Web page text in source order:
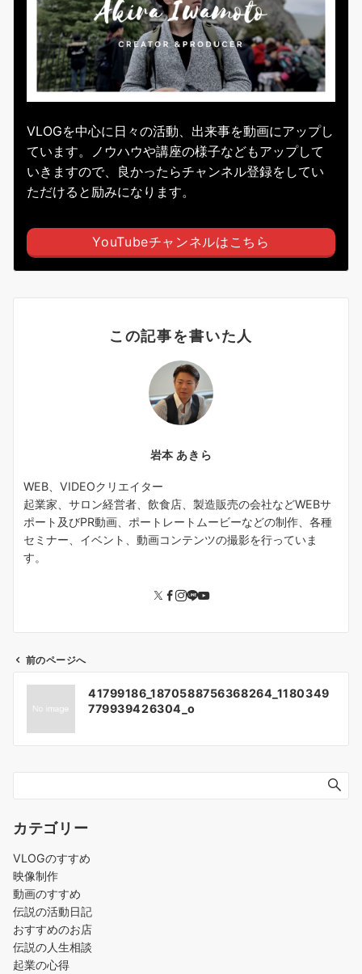
VLOGを中心に日々の活動、出来事を動画にアップし
ています。ノウハウや講座の様子などもアップして
いきますので、良かったらチャンネル登録をしてい
ただけると励みになります。
YouTubeチャンネルはこちら
この記事を書いた人
岩本 あきら
WEB、VIDEOクリエイター
起業家、サロン経営者、飲食店、製造販売の会社などWEBサ
ポート及びPR動画、ポートレートムービーなどの制作、各種
セミナー、イベント、動画コンテンツの撮影を行っていま
す。
シ
ョ
前のページへ
41799186_1870588756368264_1180349
779939426304_o
カテゴリー
VLOGのすすめ
映像制作
動画のすすめ
伝説の活動日記
おすすめのお店
伝説の人生相談
起業の心得